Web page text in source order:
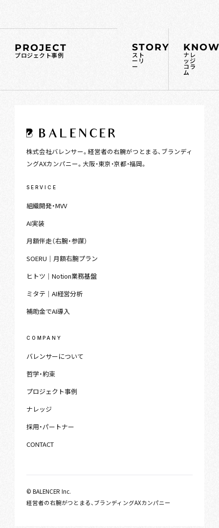
PROJECT
プロジェクト事例
STORY
スト
ーリ
ー
ナレ
ッジ
コラ
ム
株式会社バレンサー。経営者の右腕がつとまる、ブランディ
ングAXカンパニー。大阪・東京・京都・福岡。
SERVICE
組織開発・MVV
AI実装
月額伴走（右腕・参謀）
SOERU｜月額右腕プラン
ヒトツ｜Notion業務基盤
ミタテ｜AI経営分析
補助金でAI導入
COMPANY
バレンサーについて
哲学・約束
プロジェクト事例
ナレッジ
採用・パートナー
CONTACT
© BALENCER Inc.
経営者の右腕がつとまる、ブランディングAXカンパニー